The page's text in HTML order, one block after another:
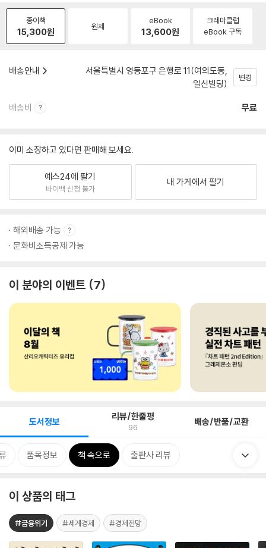
종이책
15,300원 원제
eBook
13,600원
크레마클럽
eBook 구독
배송안내
서울특별시 영등포구 은행로 11(여의도동,
일신빌딩)
변경
배송비 무료
이미 소장하고 있다면 판매해 보세요.
예스24에 팔기
바이백 신청 불가
내 가게에서 팔기
해외배송 가능
문화비소득공제 가능
이 분야의 이벤트 7
도서정보 리뷰/한줄평
96 배송/반품/교환
품목정보 책 속으로 출판사 리뷰
이 상품의 태그
#금융위기 #세계경제 #경제전망